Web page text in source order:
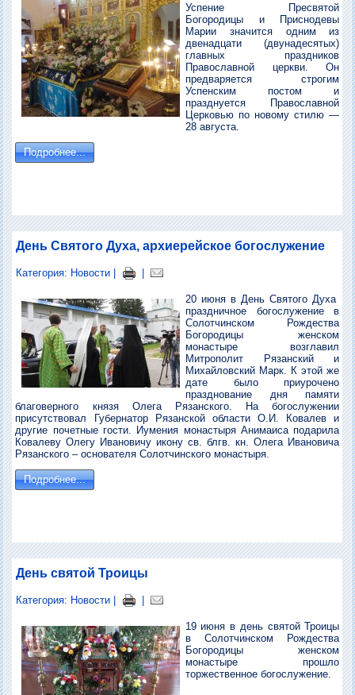
Успение Пресвятой
Богородицы и Приснодевы
Марии значится одним из
двенадцати (двунадесятых)
главных праздников
Православной церкви. Он
предваряется строгим
Успенским постом и
празднуется Православной
Церковью по новому стилю —
28 августа.
Подробнее...
День Святого Духа, архиерейское богослужение
Категория: Новости | |
20 июня в День Святого Духа
праздничное богослужение в
Солотчинском Рождества
Богородицы женском
монастыре возглавил
Митрополит Рязанский и
Михайловский Марк. К этой же
дате было приурочено
празднование дня памяти
благоверного князя Олега Рязанского. На богослужении
присутствовал Губернатор Рязанской области О.И. Ковалев и
другие почетные гости. Иумения монастыря Анимаиса подарила
Ковалеву Олегу Ивановичу икону св. блгв. кн. Олега Ивановича
Рязанского – основателя Солотчинского монастыря.
Подробнее...
День святой Троицы
Категория: Новости | |
19 июня в день святой Троицы
в Солотчинском Рождества
Богородицы женском
монастыре прошло
торжественное богослужение.